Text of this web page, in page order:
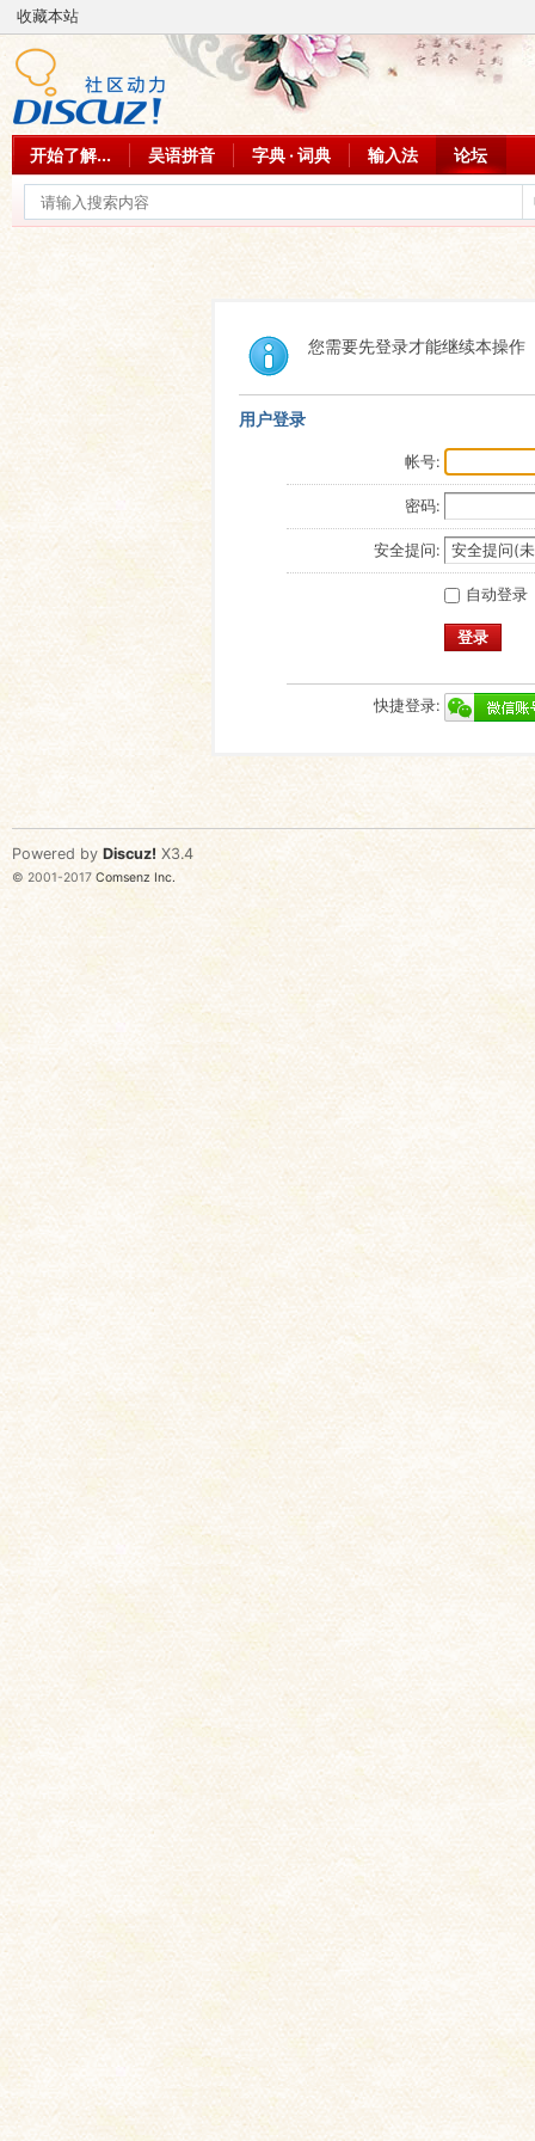
收藏本站
开始了解... 吴语拼音 字典 · 词典 输入法 论坛
您需要先登录才能继续本操作
用户登录
帐号:
密码:
安全提问:
自动登录
登录
快捷登录:
Powered by Discuz! X3.4
© 2001-2017 Comsenz Inc.